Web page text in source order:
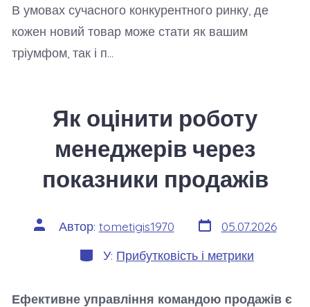
В умовах сучасного конкурентного ринку, де
кожен новий товар може стати як вашим
тріумфом, так і п…
Як оцінити роботу
менеджерів через
показники продажів
Автор
запису
Автор: tometigis1970 Дата
запису
05.07.2026
Категорії
У: Прибутковість і метрики
Ефективне управління командою продажів є